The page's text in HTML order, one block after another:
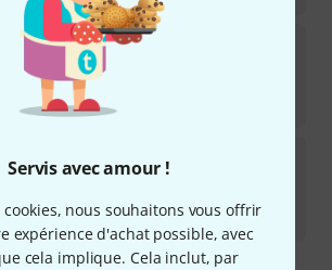
Servis avec amour !
cookies, nous souhaitons vous offrir
expérience d'achat possible, avec
cela implique. Cela inclut, par
11 1/8" Med Collar Banjo Head
sous 12–15 semaines
€
2
€